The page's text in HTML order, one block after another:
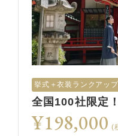
挙式︎＋衣装ランクアッ
全国100社限定
¥198,000 (